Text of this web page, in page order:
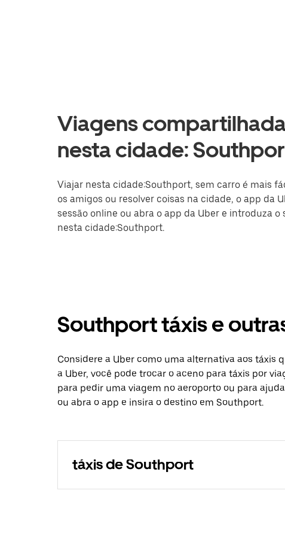
Viagens
nesta cidade:
Viajar nesta cidade:Southport, sem carro é mais
os amigos ou resolver coisas na cidade, o app da
sessão online ou abra o app da Uber e introduza
nesta cidade:Southport.
Southport táxis e
Considere a Uber como uma alternativa aos táxis
a Uber, você pode trocar o aceno para táxis por
para pedir uma viagem no aeroporto ou para
ou abra o app e insira o destino em Southport.
táxis de Southport